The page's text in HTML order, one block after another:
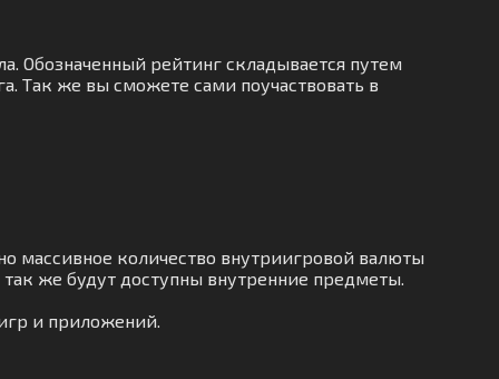
Обозначенный рейтинг складывается путем
Так же вы сможете сами поучаствовать в
массивное количество внутриигровой валюты
же будут доступны внутренние предметы.
и приложений.